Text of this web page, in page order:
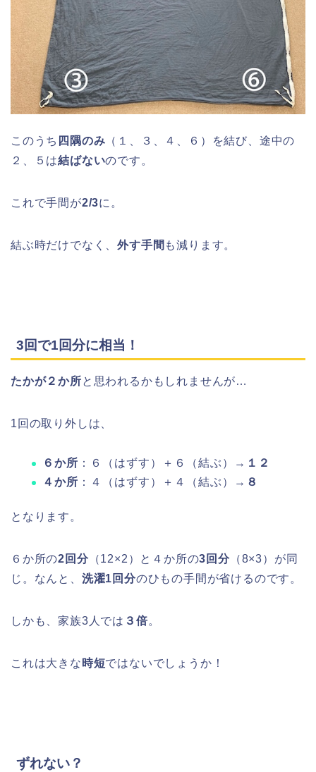
このうち 四隅のみ （１、３、４、６）を結び、途中の
２、５は結ばないのです。
これで手間が2/3に。
結ぶ時だけでなく、外す手間 も減ります。
3回で1回分に相当！
たかが２か所と思われるかもしれませんが…
1回の取り外しは、
６か所 ：６（はずす）＋６（結ぶ）→ １２
４か所 ：４（はずす）＋４（結ぶ）→ ８
となります。
６か所の2回分（12×2）と４か所の3回分（8×3）が同
じ。なんと、 洗濯1回分のひもの手間が省けるのです。
しかも、家族3人では ３倍。
これは大きな 時短ではないでしょうか！
ずれない？